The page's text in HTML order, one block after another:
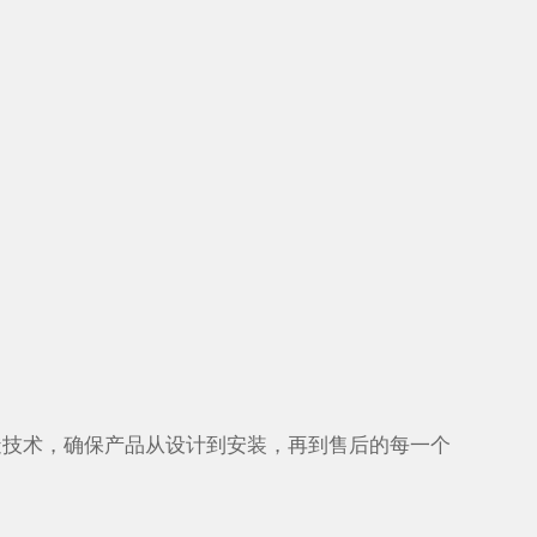
，确保产品从设计到安装，再到售后的每一个